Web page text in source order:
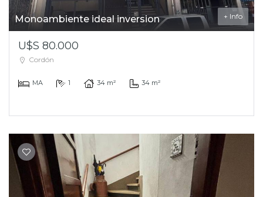
Monoambiente ideal inversion + Info
U$S 80.000
Cordón
MA 1 34 m² 34 m²